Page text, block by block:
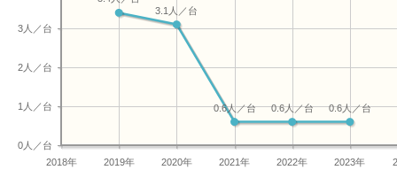
2018年 2019年 2020年 2021年 2022年 2023年
0人／台
1人／台
2人／台
3人／台
0.6人／台
0.6人／台
0.6人／台
3.1人／台